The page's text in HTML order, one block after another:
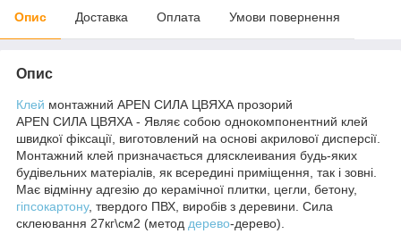
Опис Доставка Оплата Умови повернення
Опис
Клей монтажний APEN СИЛА ЦВЯХА прозорий
APEN СИЛА ЦВЯХА - Являє собою однокомпонентний клей
швидкої фіксації, виготовлений на основі акрилової дисперсії.
Монтажний клей призначається длясклеивания будь-яких
будівельних матеріалів, як всередині приміщення, так і зовні.
Має відмінну адгезію до керамічної плитки, цегли, бетону,
гіпсокартону, твердого ПВХ, виробів з деревини. Сила
склеювання 27кг\см2 (метод дерево-дерево).